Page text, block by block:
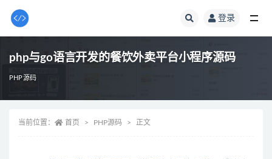
登录
php与go语言开发的餐饮外卖平台小程序源码
PHP源码
当前位置： 首页 PHP源码 正文